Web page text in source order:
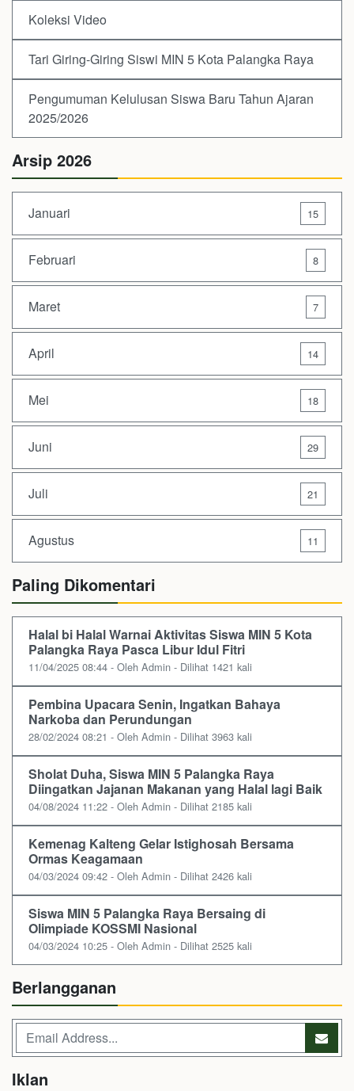
Koleksi Video
Tari Giring-Giring Siswi MIN 5 Kota Palangka Raya
Pengumuman Kelulusan Siswa Baru Tahun Ajaran
2025/2026
Arsip 2026
Januari 15
Februari 8
Maret 7
April 14
Mei 18
Juni 29
Juli 21
Agustus 11
Paling Dikomentari
Halal bi Halal Warnai Aktivitas Siswa MIN 5 Kota
Palangka Raya Pasca Libur Idul Fitri
11/04/2025 08:44 - Oleh Admin - Dilihat 1421 kali
Pembina Upacara Senin, Ingatkan Bahaya
Narkoba dan Perundungan
28/02/2024 08:21 - Oleh Admin - Dilihat 3963 kali
Sholat Duha, Siswa MIN 5 Palangka Raya
Diingatkan Jajanan Makanan yang Halal lagi Baik
04/08/2024 11:22 - Oleh Admin - Dilihat 2185 kali
Kemenag Kalteng Gelar Istighosah Bersama
Ormas Keagamaan
04/03/2024 09:42 - Oleh Admin - Dilihat 2426 kali
Siswa MIN 5 Palangka Raya Bersaing di
Olimpiade KOSSMI Nasional
04/03/2024 10:25 - Oleh Admin - Dilihat 2525 kali
Berlangganan
Iklan